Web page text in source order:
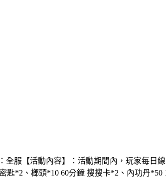
全服【活動內容】：活動期間內，玩家每日
匙*2、榔頭*10 60分鐘 搜搜卡*2、內功丹*50